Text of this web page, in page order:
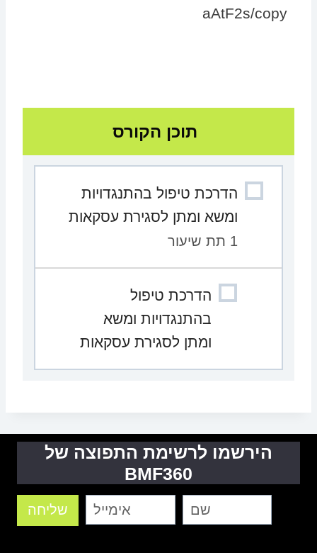
aAtF2s/copy
תוכן הקורס
הדרכת טיפול בהתנגדויות
ומשא ומתן לסגירת עסקאות
1 תת שיעור
הדרכת טיפול
בהתנגדויות ומשא
ומתן לסגירת עסקאות
הירשמו לרשימת התפוצה של
BMF360
שליחה